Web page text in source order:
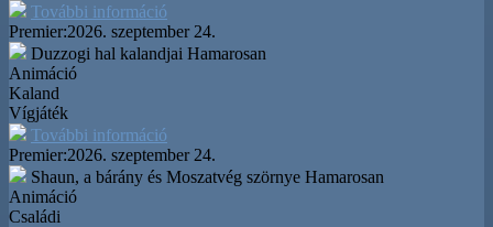
További információ
Premier:2026. szeptember 24.
Duzzogi hal kalandjai Hamarosan
Animáció
Kaland
Vígjáték
További információ
Premier:2026. szeptember 24.
Shaun, a bárány és Moszatvég szörnye Hamarosan
Animáció
Családi